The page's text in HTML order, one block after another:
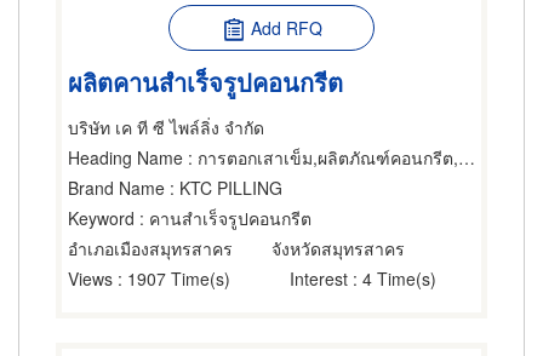
Add RFQ
ผลิตคานสำเร็จรูปคอนกรีต
บริษัท เค ที ซี ไพล์ลิ่ง จำกัด
Heading Name : การตอกเสาเข็ม,ผลิตภัณฑ์คอนกรีต,คอนกรีตเสริมเหล็ก
Brand Name : KTC PILLING
Keyword : คานสำเร็จรูปคอนกรีต
อำเภอเมืองสมุทรสาคร
จังหวัดสมุทรสาคร
Views : 1907 Time(s) Interest : 4 Time(s)